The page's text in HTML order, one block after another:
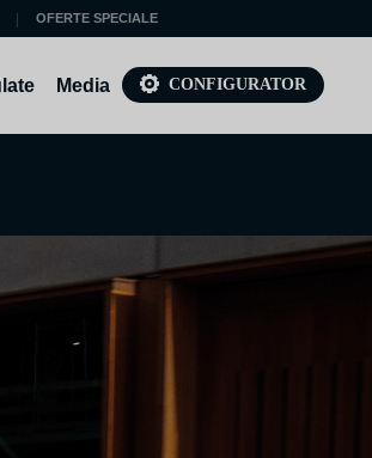
OFERTE SPECIALE
Media CONFIGURATOR